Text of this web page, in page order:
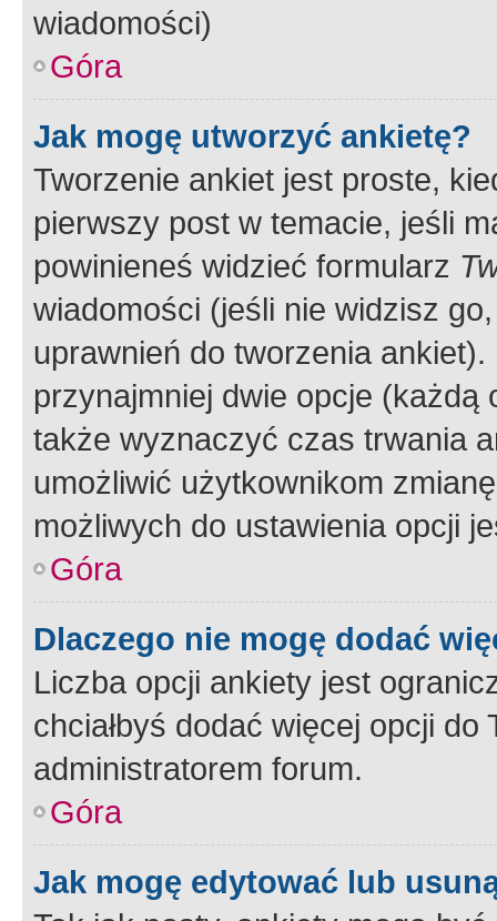
wiadomości)
Góra
Jak mogę utworzyć ankietę?
Tworzenie ankiet jest proste,
pierwszy post w temacie, jeśli
powinieneś widzieć formularz
wiadomości (jeśli nie widzisz
uprawnień do tworzenia
przynajmniej dwie opcje
także wyznaczyć czas trwania
umożliwić użytkownikom
możliwych do ustawienia opcji
Góra
Dlaczego nie mogę dodać
Liczba opcji ankiety jest
chciałbyś dodać więcej opcji
administratorem forum.
Góra
Jak mogę edytować lub